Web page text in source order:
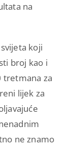
na
koji
broj kao i
tretmana za
lijek za
ne znamo